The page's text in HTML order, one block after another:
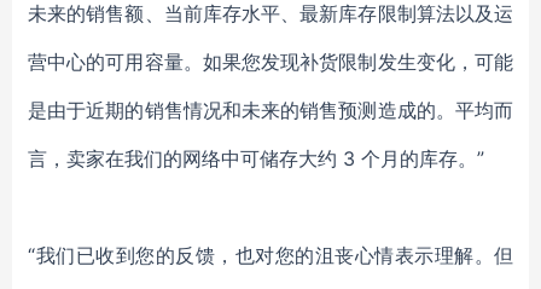
未来的销售额、当前库存水平、最新库存限制算法以及运
营中心的可用容量。如果您发现补货限制发生变化，可能
是由于近期的销售情况和未来的销售预测造成的。平均而
言，卖家在我们的网络中可储存大约 3 个月的库存。”
“我们已收到您的反馈，也对您的沮丧心情表示理解。但